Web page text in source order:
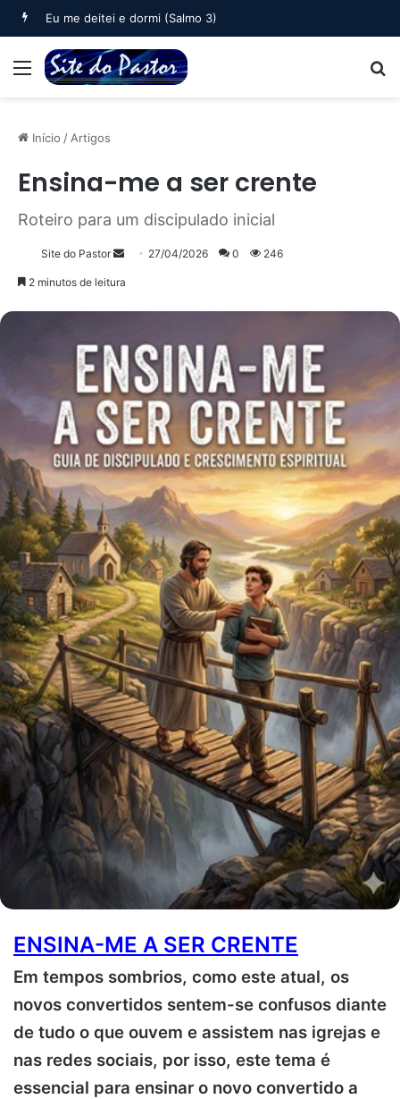
Eu me deitei e dormi (Salmo 3)
Menu
Início / Artigos
Ensina-me a ser crente
Roteiro para um discipulado inicial
Site do Pastor
Mande27/04/2026 0 246
2 minutos de leitura
ENSINA-ME A SER CRENTE
Em tempos sombrios, como este atual, os
novos convertidos sentem-se confusos diante
de tudo o que ouvem e assistem nas igrejas e
nas redes sociais, por isso, este tema é
essencial para ensinar o novo convertido a